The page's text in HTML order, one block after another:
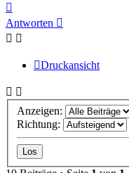
oben
Antworten
Druckansicht
Anzeigen:
Richtung: